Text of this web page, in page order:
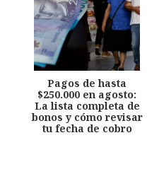
Pagos de hasta
$250.000 en agosto:
La lista completa de
bonos y cómo revisar
tu fecha de cobro